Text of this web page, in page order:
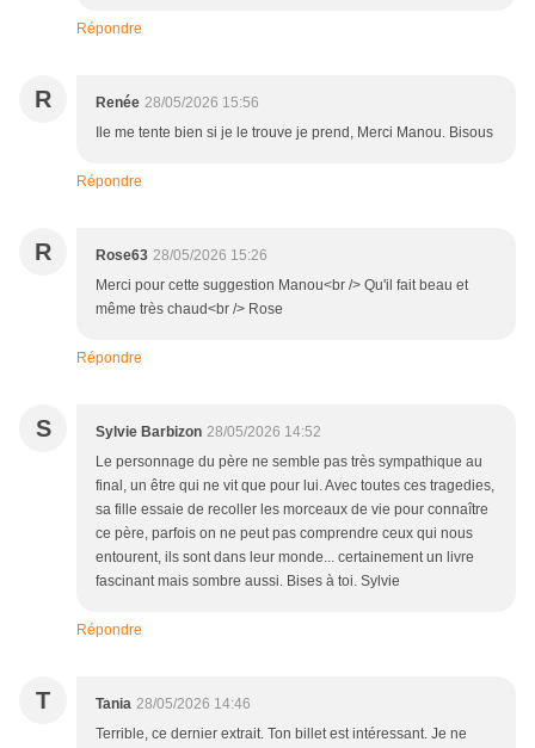
Répondre
R Renée 28/05/2026 15:56
Ile me tente bien si je le trouve je prend, Merci Manou. Bisous
Répondre
R Rose63 28/05/2026 15:26
Merci pour cette suggestion Manou<br /> Qu'il fait beau et
même très chaud<br /> Rose
Répondre
S Sylvie Barbizon 28/05/2026 14:52
Le personnage du père ne semble pas très sympathique au
final, un être qui ne vit que pour lui. Avec toutes ces tragedies,
sa fille essaie de recoller les morceaux de vie pour connaître
ce père, parfois on ne peut pas comprendre ceux qui nous
entourent, ils sont dans leur monde... certainement un livre
fascinant mais sombre aussi. Bises à toi. Sylvie
Répondre
T Tania 28/05/2026 14:46
Terrible, ce dernier extrait. Ton billet est intéressant. Je ne